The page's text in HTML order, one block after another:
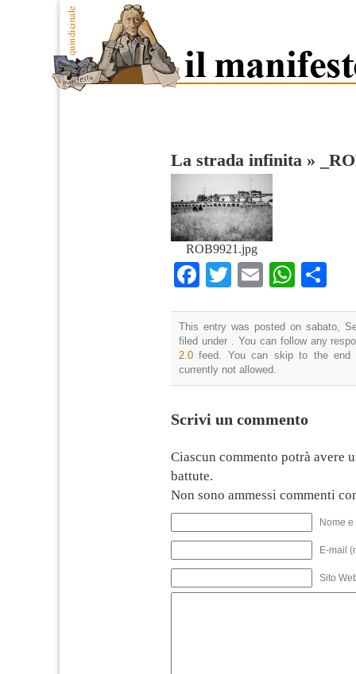
La strada infinita »
ROB9921.jpg
Facebook
TwitterEmail
This entry was posted on sabato,
filed under . You can follow any
2.0 feed. You can skip to the end
currently not allowed.
Scrivi un commento
Ciascun commento potrà avere
battute.
Non sono ammessi commenti
Nome
E-mail
Sito